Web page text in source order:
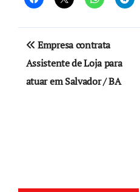
Navegação
de
Post
Empresa contrata
Assistente de Loja para
atuar em Salvador / BA